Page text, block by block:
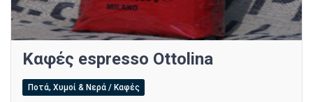
Καφές espresso Ottolina
Ποτά, Χυμοί & Νερά / Καφές